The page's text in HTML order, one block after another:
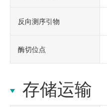
反向测序引物
酶切位点
存储运输